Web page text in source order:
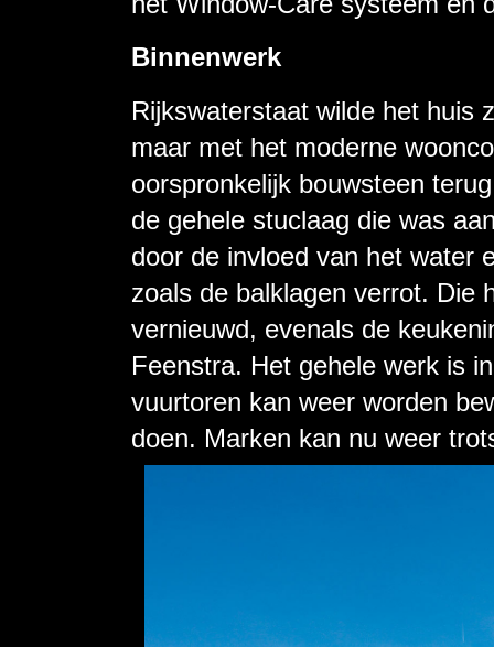
Binnenwerk
Rijkswaterstaat wilde het huis
maar met het moderne
oorspronkelijk bouwsteen
de gehele stuclaag die was
door de invloed van het water
zoals de balklagen verrot. Die
vernieuwd, evenals de
Feenstra. Het gehele werk is
vuurtoren kan weer worden
doen. Marken kan nu weer